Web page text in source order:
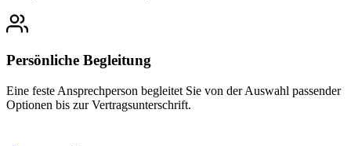
Persönliche Begleitung
Eine feste Ansprechperson begleitet Sie von der Auswahl passender
Optionen bis zur Vertragsunterschrift.